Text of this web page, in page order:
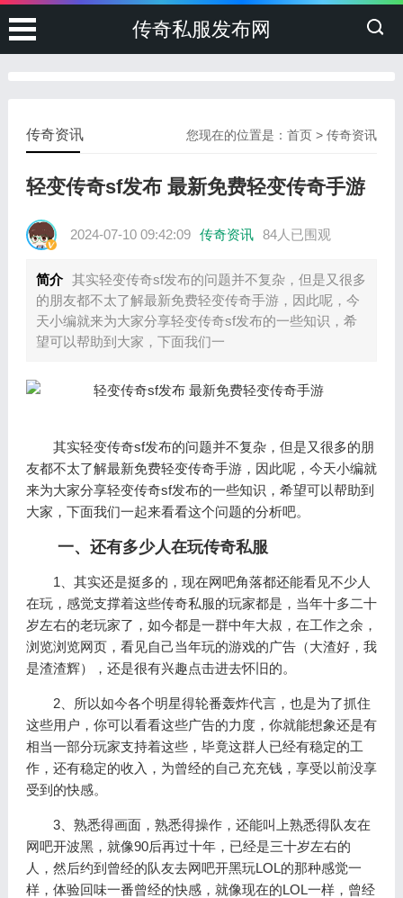
传奇私服发布网
您现在的位置是：首页 >传奇资讯
传奇资讯
轻变传奇sf发布 最新免费轻变传奇手游
2024-07-10 09:42:09 传奇资讯 84人已围观
简介 其实轻变传奇sf发布的问题并不复杂，但是又很多
的朋友都不太了解最新免费轻变传奇手游，因此呢，今
天小编就来为大家分享轻变传奇sf发布的一些知识，希
望可以帮助到大家，下面我们一
其实轻变传奇sf发布的问题并不复杂，但是又很多的朋
友都不太了解最新免费轻变传奇手游，因此呢，今天小编就
来为大家分享轻变传奇sf发布的一些知识，希望可以帮助到
大家，下面我们一起来看看这个问题的分析吧。
一、还有多少人在玩传奇私服
1、其实还是挺多的，现在网吧角落都还能看见不少人
在玩，感觉支撑着这些传奇私服的玩家都是，当年十多二十
岁左右的老玩家了，如今都是一群中年大叔，在工作之余，
浏览浏览网页，看见自己当年玩的游戏的广告（大渣好，我
是渣渣辉），还是很有兴趣点击进去怀旧的。
2、所以如今各个明星得轮番轰炸代言，也是为了抓住
这些用户，你可以看看这些广告的力度，你就能想象还是有
相当一部分玩家支持着这些，毕竟这群人已经有稳定的工
作，还有稳定的收入，为曾经的自己充充钱，享受以前没享
受到的快感。
3、熟悉得画面，熟悉得操作，还能叫上熟悉得队友在
网吧开波黑，就像90后再过十年，已经是三十岁左右的
人，然后约到曾经的队友去网吧开黑玩LOL的那种感觉一
样，体验回味一番曾经的快感，就像现在的LOL一样，曾经